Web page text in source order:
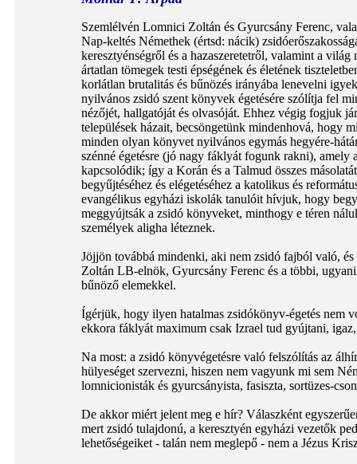
Szemlélvén Lomnici Zoltán és Gyurcsány Ferenc,
Nap-keltés Némethek (értsd: nácik)
keresztyénségről és a hazaszeretetről, valamint a világ
ártatlan tömegek testi épségének és életének
korlátlan brutalitás és bűnözés irányába lenevelni
nyilvános zsidó szent könyvek égetésére szólítja fel
nézőjét, hallgatóját és olvasóját. Ehhez végig fogjuk
települések házait, becsöngetünk mindenhová, hogy
minden olyan könyvet nyilvános egymás hegyére-
szénné égetésre (jó nagy fáklyát fogunk rakni), amely
kapcsolódik; így a Korán és a Talmud összes
begyűjtéséhez és elégetéséhez a katolikus és
evangélikus egyházi iskolák tanulóit hívjuk, hogy
meggyújtsák a zsidó könyveket, minthogy e téren
személyek aligha léteznek.
Jöjjön továbbá mindenki, aki nem zsidó fajból való,
Zoltán LB-elnök, Gyurcsány Ferenc és a többi,
bűnöző elemekkel.
Ígérjük, hogy ilyen hatalmas zsidókönyv-égetés nem
ekkora fáklyát maximum csak Izrael tud gyújtani,
Na most: a zsidó könyvégetésre való felszólítás az
hülyeséget szervezni, hiszen nem vagyunk mi sem
lomnicionisták és gyurcsányista, fasiszta, sortüzes-
De akkor miért jelent meg e hír? Válaszként
mert zsidó tulajdonú, a keresztyén egyházi vezetők
lehetőségeiket - talán nem meglepő - nem a Jézus